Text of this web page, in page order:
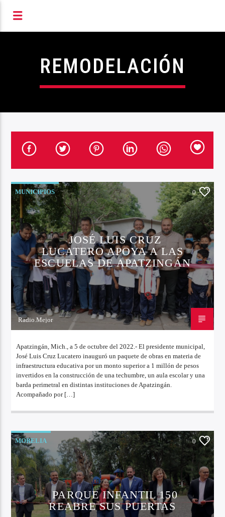
RADIOFÓNICOS DE
REMODELACIÓN
MUNICIPIOS 0
JOSÉ LUIS CRUZ
LUCATERO APOYA A LAS
ESCUELAS DE APATZINGÁN
Radio.Mejor
Apatzingán, Mich., a 5 de octubre del 2022.- El presidente municipal,
José Luis Cruz Lucatero inauguró un paquete de obras en materia de
infraestructura educativa por un monto superior a 1 millón de pesos
invertidos en la construcción de una techumbre, un aula escolar y una
barda perimetral en distintas instituciones de Apatzingán.
Acompañado por […]
MORELIA 0
PARQUE INFANTIL 150
REABRE SUS PUERTAS